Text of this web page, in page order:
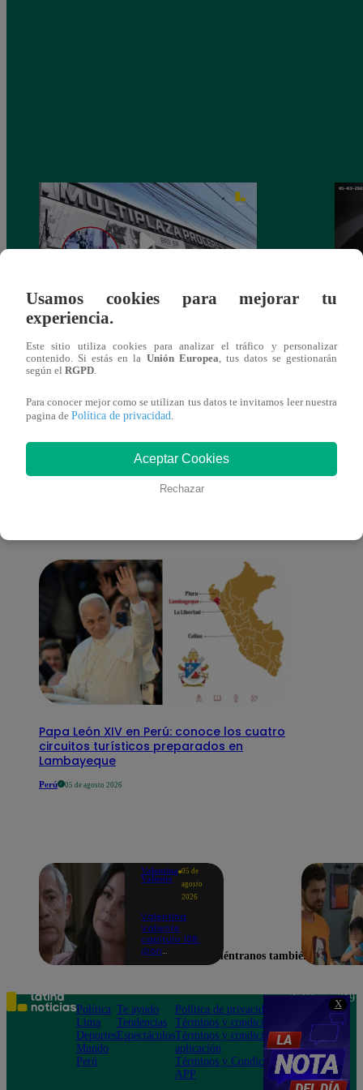
X
galería en San Juan de Lurigancho
También te puede
interesar
Papa León XIV en Perú: conoce los cuatro
circuitos turísticos preparados en
Lambayeque
Perú 05 de agosto 2026
Valentina
Valiente
05 de
agosto
2026
Valentina
Valiente
capítulo 108:
¡Don
Frida tras
descubrir una
contradicción
en una
conversación!
Usamos cookies para mejorar tu
experiencia.
Este sitio utiliza cookies para analizar el tráfico y personalizar
contenido. Si estás en la Unión Europea, tus datos se gestionarán
según el RGPD.
Para conocer mejor como se utilizan tus datos te invitamos leer nuestra
pagina de Política de privacidad.
Aceptar Cookies
Rechazar
Encuéntranos también en
Política
Lima
Deportes
Mundo
Perú
Te ayudo
Tendencias
Espectáculos
Política de privacidad
Términos y condiciones
Términos y condiciones
aplicación
Términos y Condiciones
APP
Teléfono: 219
Av. San
Felipe 968
Jesús María